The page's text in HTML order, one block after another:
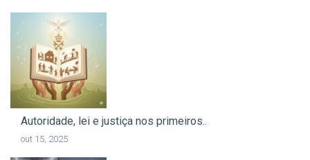
Autoridade, lei e justiça nos primeiros..
out 15, 2025